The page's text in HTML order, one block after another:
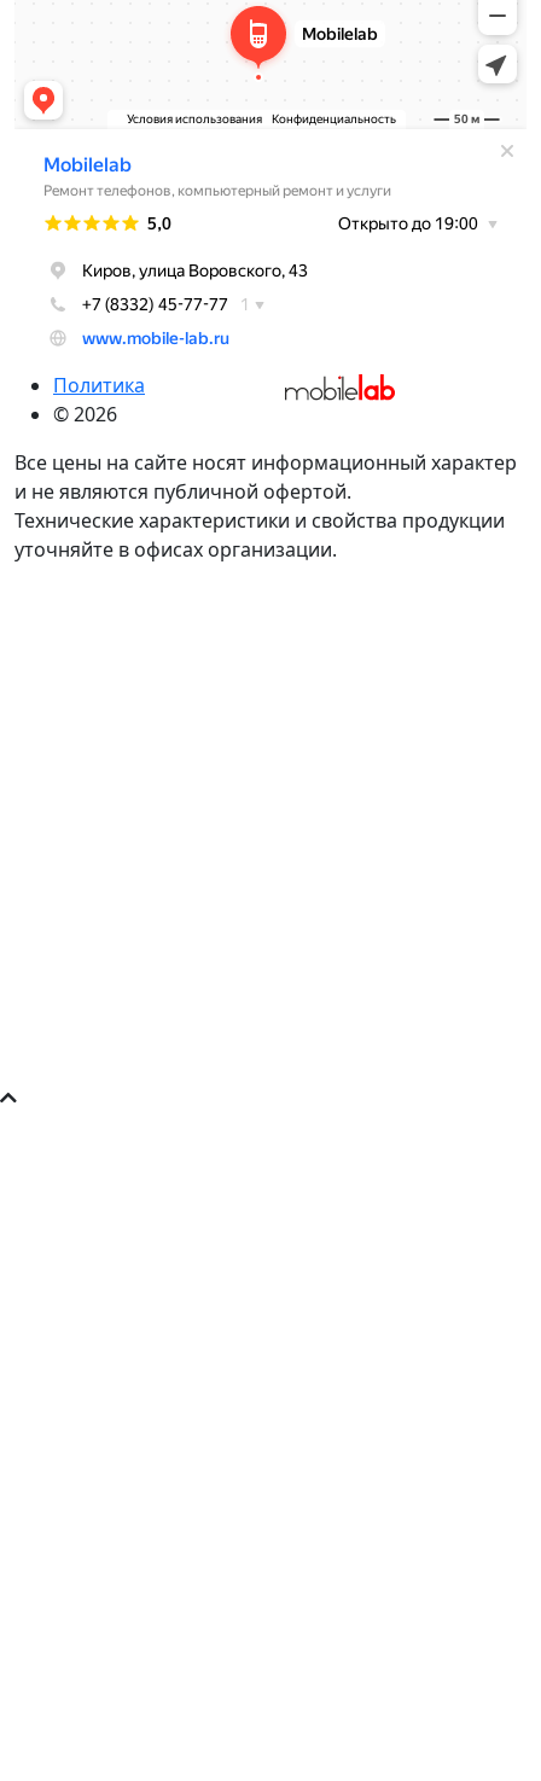
Политика
© 2026
Все цены на сайте носят информационный характер
и не являются публичной офертой.
Технические характеристики и свойства продукции
уточняйте в офисах организации.